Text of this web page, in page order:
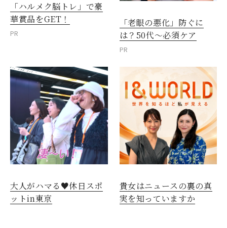
「ハルメク脳トレ」で豪
華賞品をGET！
PR
「老眼の悪化」防ぐに
は？50代～必須ケア
PR
大人がハマる♥休日スポ
ットin東京
貴女はニュースの裏の真
実を知っていますか